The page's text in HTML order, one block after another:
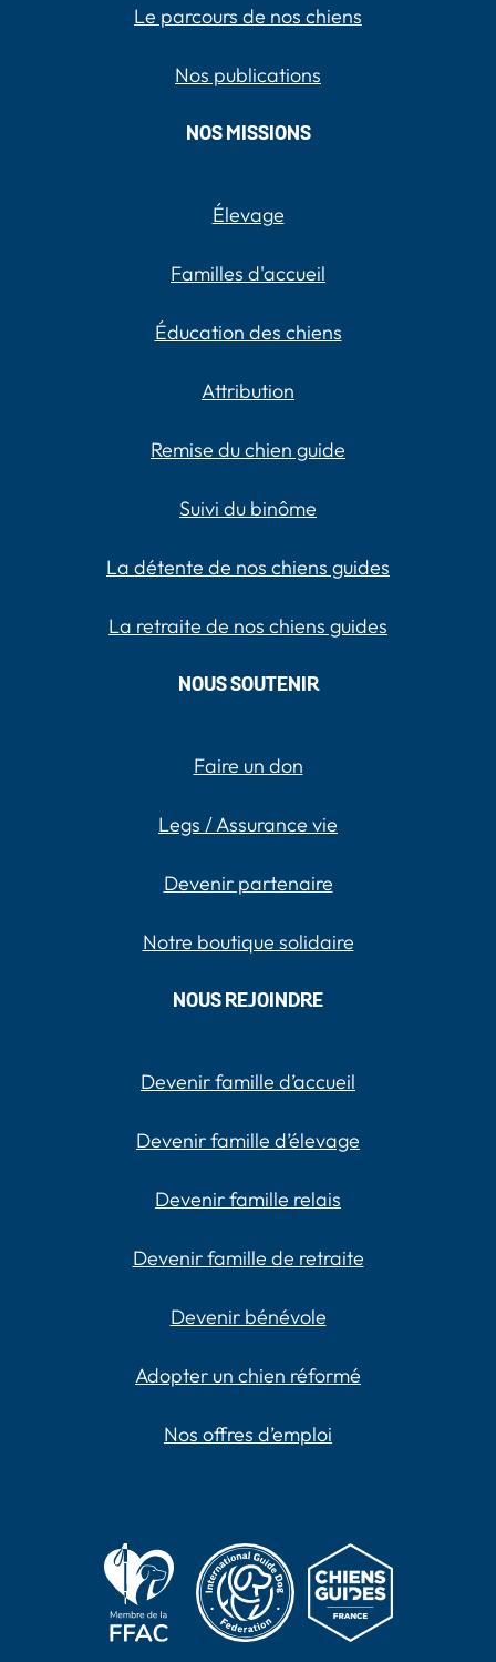
Le parcours de nos chiens
Nos publications
NOS MISSIONS
Élevage
Familles d'accueil
Éducation des chiens
Attribution
Remise du chien guide
Suivi du binôme
La détente de nos chiens guides
La retraite de nos chiens guides
NOUS SOUTENIR
Faire un don
Legs / Assurance vie
Devenir partenaire
Notre boutique solidaire
NOUS REJOINDRE
Devenir famille d’accueil
Devenir famille d’élevage
Devenir famille relais
Devenir famille de retraite
Devenir bénévole
Adopter un chien réformé
Nos offres d’emploi